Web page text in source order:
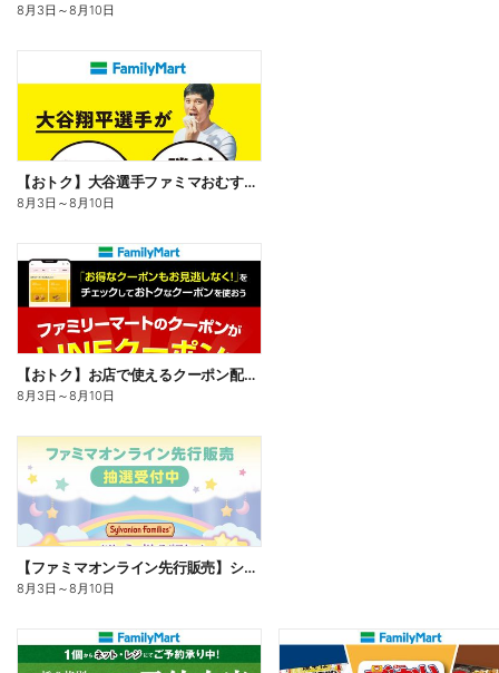
8月3日 ～8月10日
【おトク】大谷選手ファミマおむすび割
8月3日 ～8月10日
【おトク】お店で使えるクーポン配信中
8月3日 ～8月10日
【ファミマオンライン先行販売】シルバニアファミリー
8月3日 ～8月10日